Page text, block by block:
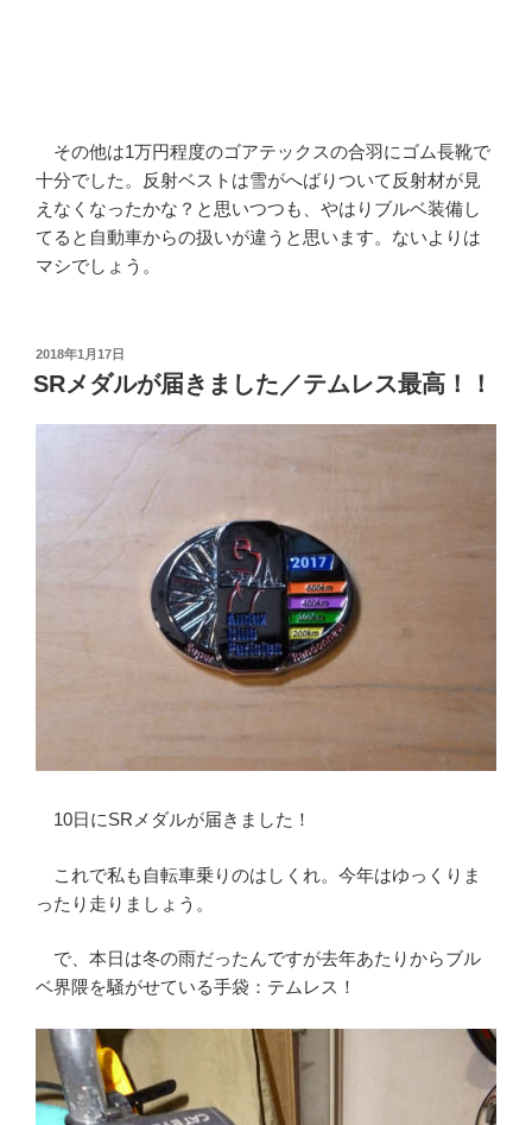
その他は1万円程度のゴアテックスの合羽にゴム長靴で
十分でした。反射ベストは雪がへばりついて反射材が見
えなくなったかな？と思いつつも、やはりブルベ装備し
てると自動車からの扱いが違うと思います。ないよりは
マシでしょう。
投
稿
日:
2018年1月17日
SRメダルが届きました／テムレス最高！！
10日にSRメダルが届きました！
これで私も自転車乗りのはしくれ。今年はゆっくりま
ったり走りましょう。
で、本日は冬の雨だったんですが去年あたりからブル
ベ界隈を騒がせている手袋：テムレス！